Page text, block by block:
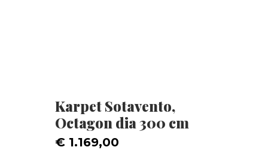
Karpet Sotavento,
Octagon dia 300 cm
€ 1.169,00